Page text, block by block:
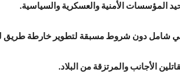
المؤسسات الأمنية والعسكرية والسياسية.
شامل دون شروط مسبقة لتطوير خارطة طريق
الأجانب والمرتزقة من البلاد.